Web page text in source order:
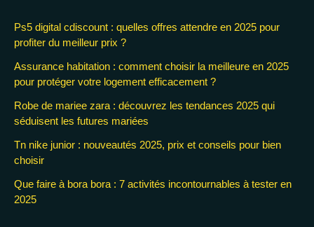
Ps5 digital cdiscount : quelles offres attendre en 2025 pour
profiter du meilleur prix ?
Assurance habitation : comment choisir la meilleure en 2025
pour protéger votre logement efficacement ?
Robe de mariee zara : découvrez les tendances 2025 qui
séduisent les futures mariées
Tn nike junior : nouveautés 2025, prix et conseils pour bien
choisir
Que faire à bora bora : 7 activités incontournables à tester en
2025